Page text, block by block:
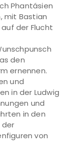
Phantásien
mit Bastian
der Flucht
den
ernennen.
und
in der Ludwig
und
in den
der
von